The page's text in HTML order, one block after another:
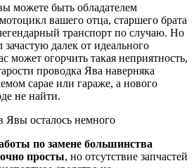
можете быть обладателем
вашего отца, старшего брата
транспорт по случаю. Но
далек от идеального
может огорчить такая неприятность,
проводка Ява наверняка
сарае или гараже, а нового
не найти.
Явы осталось немного
по замене большинства
просты, но отсутствие запчастей